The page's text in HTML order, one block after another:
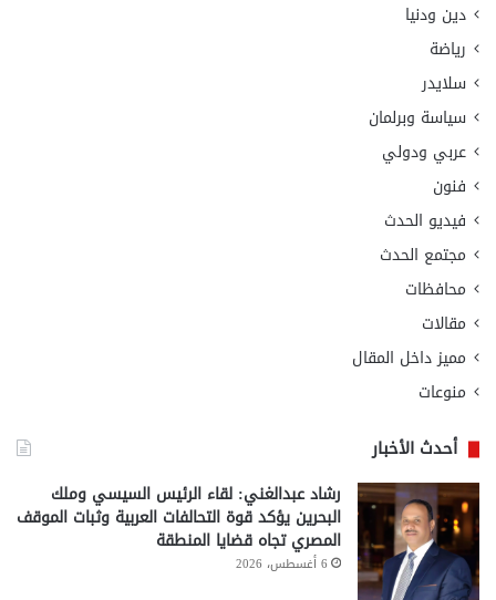
دين ودنيا
رياضة
سلايدر
سياسة وبرلمان
عربي ودولي
فنون
فيديو الحدث
مجتمع الحدث
محافظات
مقالات
مميز داخل المقال
منوعات
أحدث الأخبار
رشاد عبدالغني: لقاء الرئيس السيسي وملك
البحرين يؤكد قوة التحالفات العربية وثبات الموقف
المصري تجاه قضايا المنطقة
6 أغسطس، 2026